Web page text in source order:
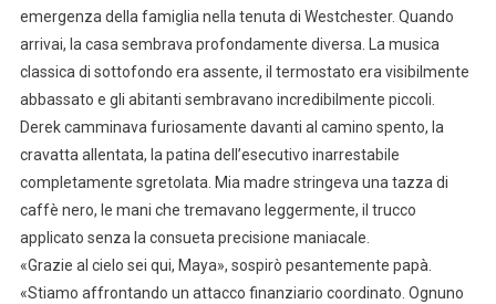
emergenza della famiglia nella tenuta di Westchester. Quando
arrivai, la casa sembrava profondamente diversa. La musica
classica di sottofondo era assente, il termostato era visibilmente
abbassato e gli abitanti sembravano incredibilmente piccoli.
Derek camminava furiosamente davanti al camino spento, la
cravatta allentata, la patina dell’esecutivo inarrestabile
completamente sgretolata. Mia madre stringeva una tazza di
caffè nero, le mani che tremavano leggermente, il trucco
applicato senza la consueta precisione maniacale.
«Grazie al cielo sei qui, Maya», sospirò pesantemente papà.
«Stiamo affrontando un attacco finanziario coordinato. Ognuno